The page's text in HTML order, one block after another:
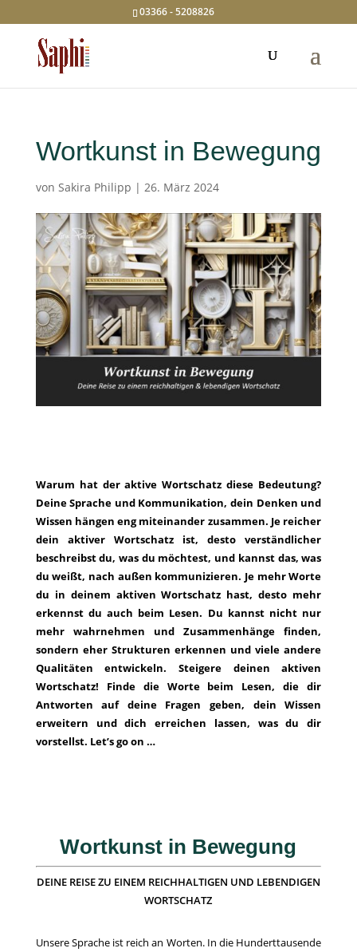
03366 - 5208826
Wortkunst in Bewegung
von Sakira Philipp | 26. März 2024
Warum hat der aktive Wortschatz diese Bedeutung?
Deine Sprache und Kommunikation, dein Denken und
Wissen hängen eng miteinander zusammen. Je reicher
dein aktiver Wortschatz ist, desto verständlicher
beschreibst du, was du möchtest, und kannst das, was
du weißt, nach außen kommunizieren. Je mehr Worte
du in deinem aktiven Wortschatz hast, desto mehr
erkennst du auch beim Lesen. Du kannst nicht nur
mehr wahrnehmen und Zusammenhänge finden,
sondern eher Strukturen erkennen und viele andere
Qualitäten entwickeln. Steigere deinen aktiven
Wortschatz! Finde die Worte beim Lesen, die dir
Antworten auf deine Fragen geben, dein Wissen
erweitern und dich erreichen lassen, was du dir
vorstellst. Let’s go on …
Wortkunst in Bewegung
DEINE REISE ZU EINEM REICHHALTIGEN UND LEBENDIGEN
WORTSCHATZ
Unsere Sprache ist reich an Worten. In die Hunderttausende